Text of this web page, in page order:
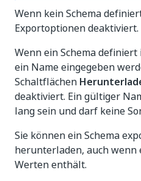
Wenn kein Schema
Exportoptionen deaktiviert.
Wenn ein Schema
ein Name eingegeben
Schaltflächen
deaktiviert. Ein gültiger
lang sein und darf keine
Sie können ein Schema
herunterladen, auch wenn
Werten enthält.